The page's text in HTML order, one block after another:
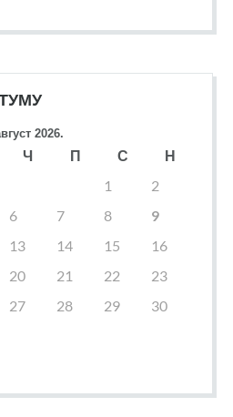
2026.
Ч П С
Н
1
2
6 7 8
9
13 14 15
16
20 21 22
23
27 28 29
30